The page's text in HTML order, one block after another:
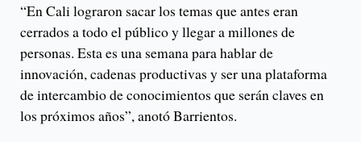
“En Cali lograron sacar los temas que antes eran
cerrados a todo el público y llegar a millones de
personas. Esta es una semana para hablar de
innovación, cadenas productivas y ser una plataforma
de intercambio de conocimientos que serán claves en
los próximos años”, anotó Barrientos.